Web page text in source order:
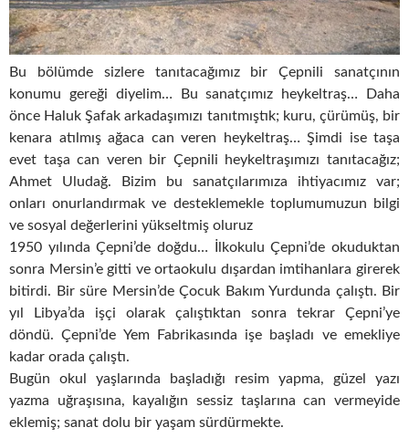
Bu bölümde sizlere tanıtacağımız bir Çepnili sanatçının
konumu gereği diyelim… Bu sanatçımız heykeltraş… Daha
önce Haluk Şafak arkadaşımızı tanıtmıştık; kuru, çürümüş, bir
kenara atılmış ağaca can veren heykeltraş… Şimdi ise taşa
evet taşa can veren bir Çepnili heykeltraşımızı tanıtacağız;
Ahmet Uludağ. Bizim bu sanatçılarımıza ihtiyacımız var;
onları onurlandırmak ve desteklemekle toplumumuzun bilgi
ve sosyal değerlerini yükseltmiş oluruz
1950 yılında Çepni’de doğdu… İlkokulu Çepni’de okuduktan
sonra Mersin’e gitti ve ortaokulu dışardan imtihanlara girerek
bitirdi. Bir süre Mersin’de Çocuk Bakım Yurdunda çalıştı. Bir
yıl Libya’da işçi olarak çalıştıktan sonra tekrar Çepni’ye
döndü. Çepni’de Yem Fabrikasında işe başladı ve emekliye
kadar orada çalıştı.
Bugün okul yaşlarında başladığı resim yapma, güzel yazı
yazma uğraşısına, kayalığın sessiz taşlarına can vermeyide
eklemiş; sanat dolu bir yaşam sürdürmekte.